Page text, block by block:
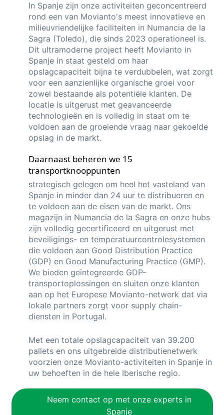
In Spanje zijn onze activiteiten geconcentreerd
rond een van Movianto's meest innovatieve en
milieuvriendelijke faciliteiten in Numancia de la
Sagra (Toledo), die sinds 2023 operationeel is.
Dit ultramoderne project heeft Movianto in
Spanje in staat gesteld om haar
opslagcapaciteit bijna te verdubbelen, wat zorgt
voor een aanzienlijke organische groei voor
zowel bestaande als potentiële klanten. De
locatie is uitgerust met geavanceerde
technologieën en is volledig in staat om te
voldoen aan de groeiende vraag naar gekoelde
opslag in de markt.
Daarnaast beheren we 15
transportknooppunten
strategisch gelegen om heel het vasteland van
Spanje in minder dan 24 uur te distribueren en
te voldoen aan de eisen van de markt. Ons
magazijn in Numancia de la Sagra en onze hubs
zijn volledig gecertificeerd en uitgerust met
beveiligings- en temperatuurcontrolesystemen
die voldoen aan Good Distribution Practice
(GDP) en Good Manufacturing Practice (GMP).
We bieden geïntegreerde GDP-
transportoplossingen en sluiten onze klanten
aan op het Europese Movianto-netwerk dat via
lokale partners zorgt voor supply chain-
diensten in Portugal.
Met een totale opslagcapaciteit van 39.200
pallets en ons uitgebreide distributienetwerk
voorzien onze Movianto-activiteiten in Spanje in
uw behoeften in de hele Iberische regio.
Neem contact op met onze experts in
Spanje